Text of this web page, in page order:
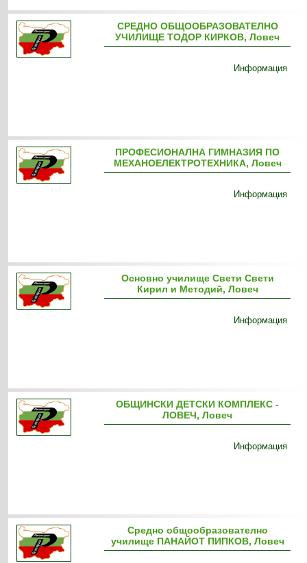
СРЕДНО ОБЩООБРАЗОВАТЕЛНО
УЧИЛИЩЕ ТОДОР КИРКОВ, Ловеч
Информация
ПРОФЕСИОНАЛНА ГИМНАЗИЯ ПО
МЕХАНОЕЛЕКТРОТЕХНИКА, Ловеч
Информация
Основно училище Свети Свети
Кирил и Методий, Ловеч
Информация
ОБЩИНСКИ ДЕТСКИ КОМПЛЕКС -
ЛОВЕЧ, Ловеч
Информация
Средно общообразователно
училище ПАНАЙОТ ПИПКОВ, Ловеч